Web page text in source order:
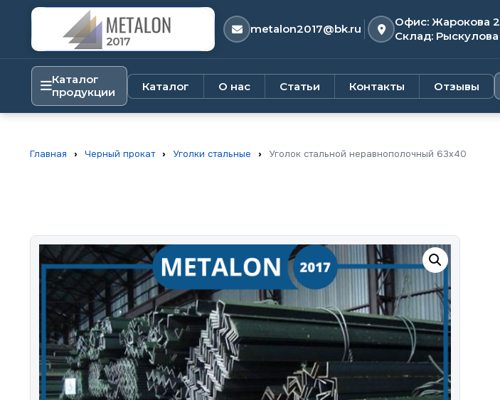
metalon2017@bk.ru
Офис: Жарокова
Склад:
Каталог
продукции
Каталог О нас Статьи Контакты Отзывы
Главная › Черный прокат › Уголки стальные › Уголок стальной неравнополочный 63х40